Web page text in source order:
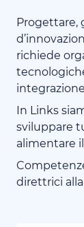
Progettare,
richiede
In Links
sviluppare
alimentare
direttrici